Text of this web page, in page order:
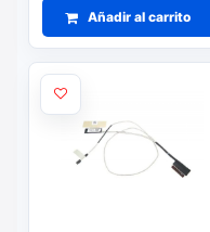
Añadir al carrito